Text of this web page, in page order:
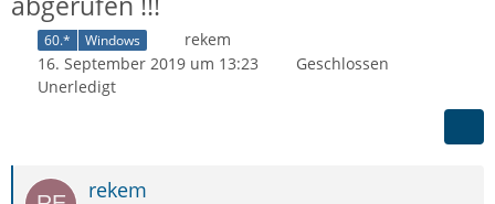
60.* Windows
rekem
16. September 2019 um 13:23
Geschlossen
Unerledigt
rekem